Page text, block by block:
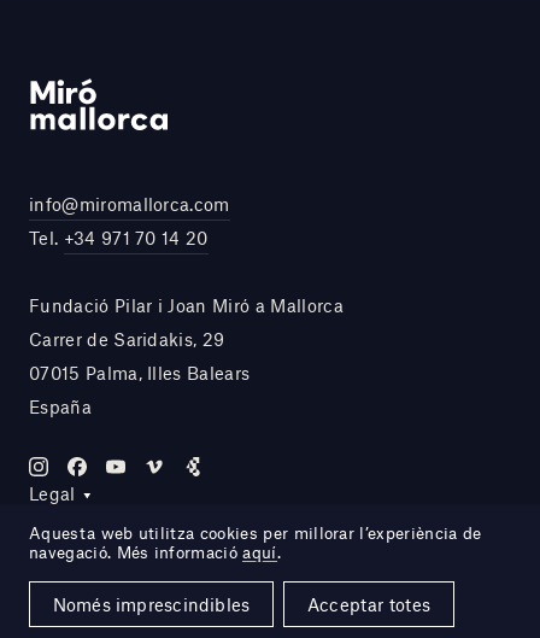
info@miromallorca.com
Tel. +34 971 70 14 20
Fundació Pilar i Joan Miró a Mallorca
Carrer de Saridakis, 29
07015 Palma, Illes Balears
España
Legal
Site by DOMO—A
Aquesta web utilitza cookies per millorar l’experiència de
navegació. Més informacióaquí.
Només imprescindibles Acceptar totes